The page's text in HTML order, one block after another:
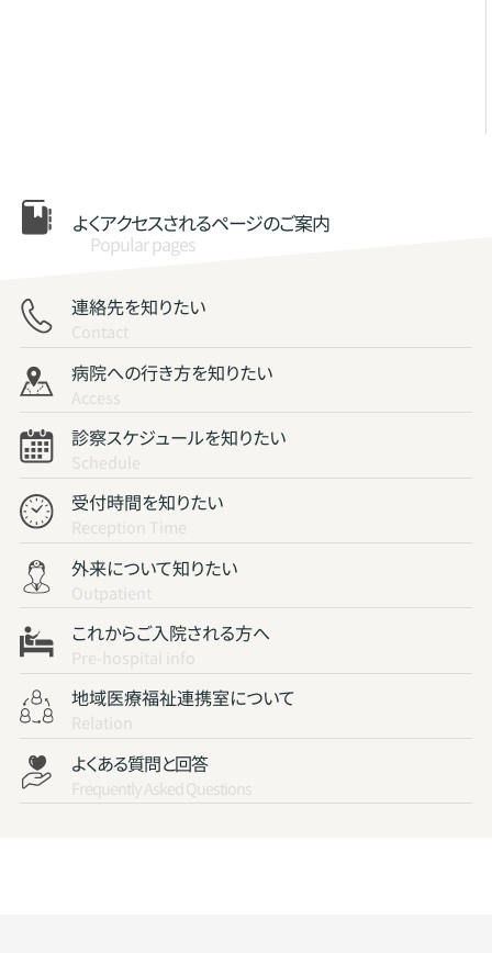
よくアクセスされるページのご案内
Popular pages
連絡先を知りたい
Contact
病院への行き方を知りたい
Access
診察スケジュールを知りたい
Schedule
受付時間を知りたい
Reception Time
外来について知りたい
Outpatient
これからご入院される方へ
Pre-hospital info
地域医療福祉連携室について
Relation
よくある質問と回答
Frequently Asked Questions